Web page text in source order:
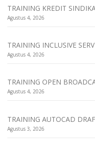
TRAINING KREDIT
Agustus 4, 2026
TRAINING INCLUSIVE
Agustus 4, 2026
TRAINING OPEN
Agustus 4, 2026
TRAINING AUTOCAD
Agustus 3, 2026